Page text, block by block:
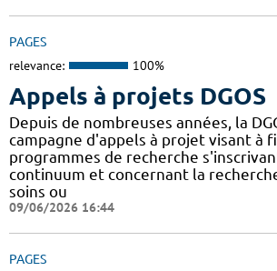
PAGES
relevance: 100%
Appels à projets DGOS
Depuis de nombreuses années, la
campagne d'appels à projet visant à
programmes de recherche
continuum et concernant la
soins ou
09/06/2026 16:44
PAGES